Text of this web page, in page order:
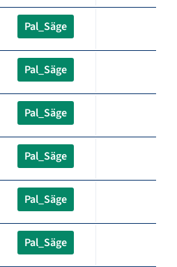
Pal_Säge
Pal_Säge
Pal_Säge
Pal_Säge
Pal_Säge
Pal_Säge